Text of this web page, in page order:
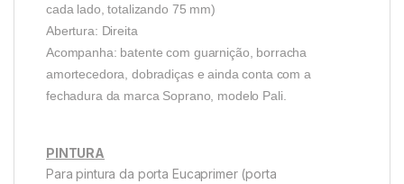
cada lado, totalizando 75 mm)
Abertura: Direita
Acompanha: batente com guarnição, borracha
amortecedora, dobradiças e ainda conta com a
fechadura da marca Soprano, modelo Pali.
PINTURA
Para pintura da porta Eucaprimer (porta